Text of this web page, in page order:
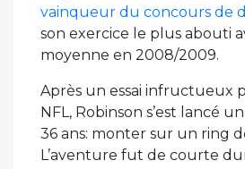
vainqueur du concours de
son exercice le plus abouti
moyenne en 2008/2009.
Après un essai infructueux
NFL, Robinson s’est lancé
36 ans: monter sur un ring
L’aventure fut de courte